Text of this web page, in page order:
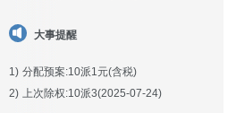
大事提醒
1) 分配预案:10派1元(含税)
2) 上次除权:10派3(2025-07-24)